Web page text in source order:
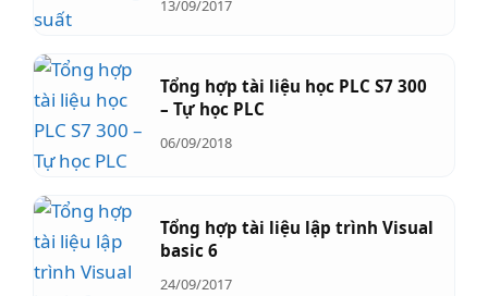
13/09/2017
Tổng hợp tài liệu học PLC S7 300
– Tự học PLC
06/09/2018
Tổng hợp tài liệu lập trình Visual
basic 6
24/09/2017